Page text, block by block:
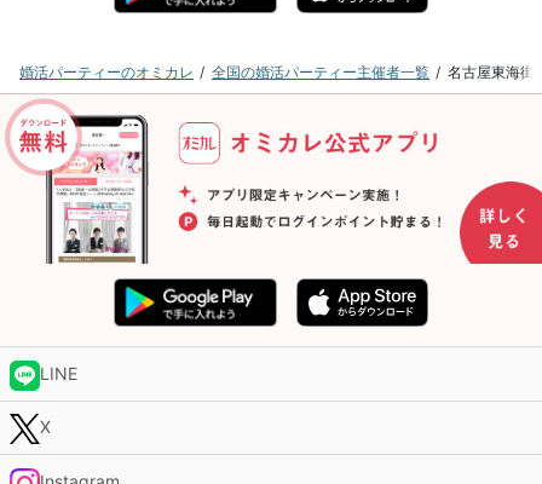
婚活パーティーのオミカレ 全国の婚活パーティー主催者一覧 名古屋東海街
LINE
X